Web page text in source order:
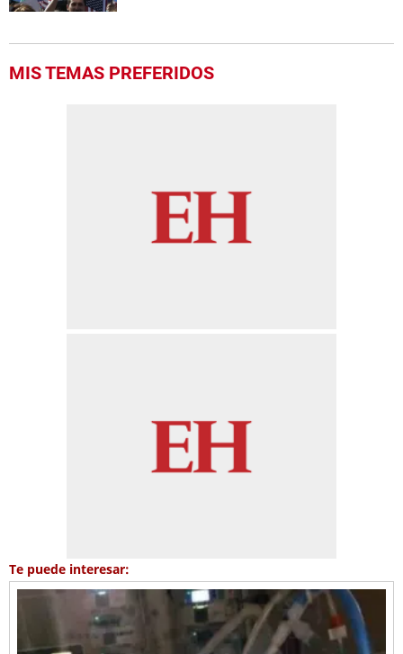
MIS TEMAS PREFERIDOS
Te puede interesar: